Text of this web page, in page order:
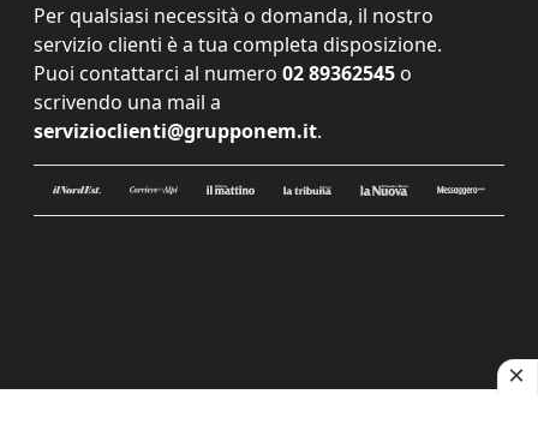
Per qualsiasi necessità o domanda, il nostro
servizio clienti è a tua completa disposizione.
Puoi contattarci al numero 02 89362545 o
scrivendo una mail a
servizioclienti@grupponem.it.